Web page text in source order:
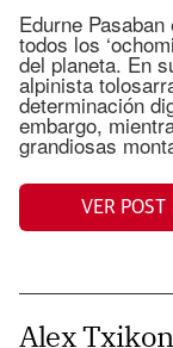
Edurne
todos los
del planeta. En
alpinista
determinación
embargo,
grandiosas
VER POST
Alex